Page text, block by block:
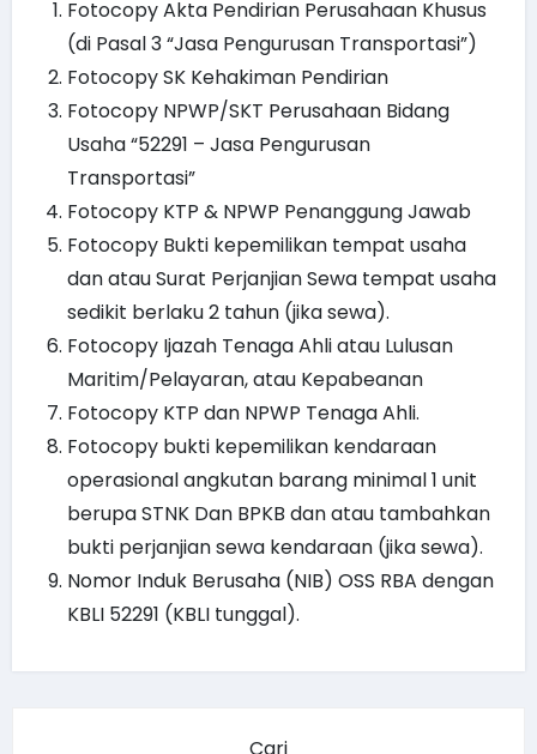
Fotocopy Akta Pendirian Perusahaan Khusus
(di Pasal 3 “Jasa Pengurusan Transportasi”)
Fotocopy SK Kehakiman Pendirian
Fotocopy NPWP/SKT Perusahaan Bidang
Usaha “52291 – Jasa Pengurusan
Transportasi”
Fotocopy KTP & NPWP Penanggung Jawab
Fotocopy Bukti kepemilikan tempat usaha
dan atau Surat Perjanjian Sewa tempat usaha
sedikit berlaku 2 tahun (jika sewa).
Fotocopy Ijazah Tenaga Ahli atau Lulusan
Maritim/Pelayaran, atau Kepabeanan
Fotocopy KTP dan NPWP Tenaga Ahli.
Fotocopy bukti kepemilikan kendaraan
operasional angkutan barang minimal 1 unit
berupa STNK Dan BPKB dan atau tambahkan
bukti perjanjian sewa kendaraan (jika sewa).
Nomor Induk Berusaha (NIB) OSS RBA dengan
KBLI 52291 (KBLI tunggal).
Cari